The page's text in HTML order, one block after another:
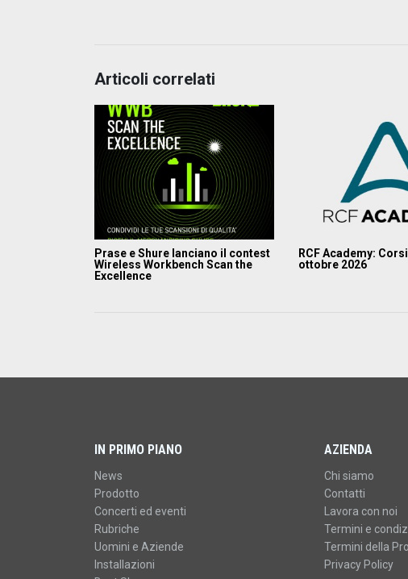
Articoli correlati
Prase e Shure lanciano il contest
Wireless Workbench Scan the
Excellence
RCF Academy:
ottobre 2026
IN PRIMO PIANO
News
Prodotto
Concerti ed eventi
Rubriche
Uomini e Aziende
Installazioni
AZIENDA
Chi siamo
Contatti
Lavora con noi
Termini e
Termini della
Privacy Policy